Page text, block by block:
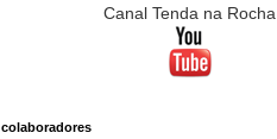
Canal Tenda na Rocha
colaboradores